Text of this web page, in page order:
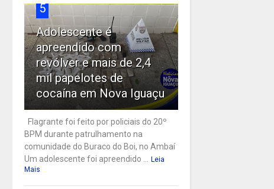
5
Adolescente é
apreendido com
revólver e mais de 2,4
mil papelotes de
cocaína em Nova Iguaçu
Flagrante foi feito por policiais do 20º
BPM durante patrulhamento na
comunidade do Buraco do Boi, no Ambaí
Um adolescente foi apreendido ...
Leia
Mais